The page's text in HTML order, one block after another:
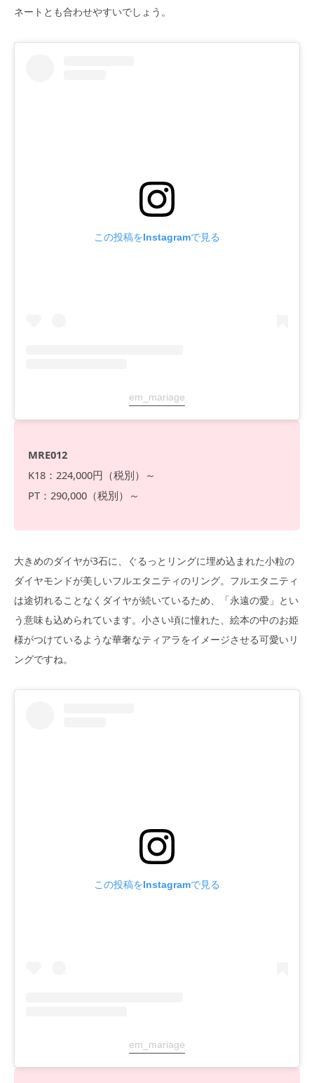
ネートとも合わせやすいでしょう。
この投稿をInstagramで見る
em_mariage
MRE012
K18：224,000円（税別）～
PT：290,000（税別）～
大きめのダイヤが3石に、ぐるっとリングに埋め込まれた小粒の
ダイヤモンドが美しいフルエタニティのリング。フルエタニティ
は途切れることなくダイヤが続いているため、「永遠の愛」とい
う意味も込められています。小さい頃に憧れた、絵本の中のお姫
様がつけているような華奢なティアラをイメージさせる可愛いリ
ングですね。
この投稿をInstagramで見る
em_mariage